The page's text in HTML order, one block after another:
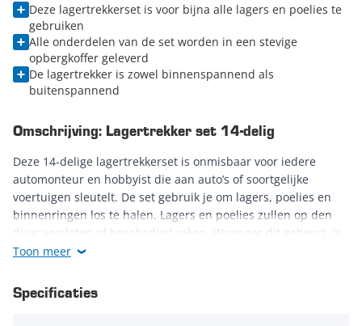
Deze lagertrekkerset is voor bijna alle lagers en poelies te
gebruiken
Alle onderdelen van de set worden in een stevige
opbergkoffer geleverd
De lagertrekker is zowel binnenspannend als
buitenspannend
Omschrijving: Lagertrekker set 14-delig
Deze 14-delige lagertrekkerset is onmisbaar voor iedere
automonteur en hobbyist die aan auto’s of soortgelijke
voertuigen sleutelt. De set gebruik je om lagers, poelies en
binnenringen los te halen. Lagers en poelies zullen op den
duur versleten of beschadigd raken. Wanneer dit gebeurt, is
het belangrijk om de
lagertrekkerset van Datona gebruiken.
Toon meer
Specificaties